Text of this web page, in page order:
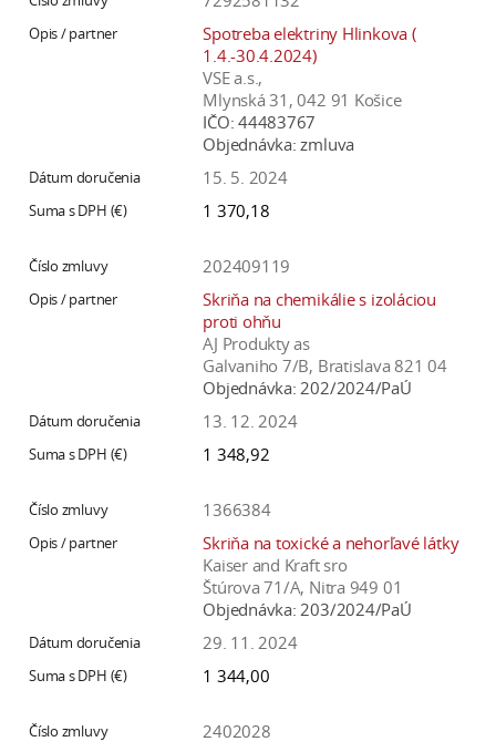
Spotreba elektriny Hlinkova (
1.4.-30.4.2024)
VSE a.s.,
Mlynská 31, 042 91 Košice
IČO: 44483767
Objednávka: zmluva
15. 5. 2024
1 370,18
202409119
Skriňa na chemikálie s izoláciou
proti ohňu
AJ Produkty as
Galvaniho 7/B, Bratislava 821 04
Objednávka: 202/2024/PaÚ
13. 12. 2024
1 348,92
1366384
Skriňa na toxické a nehorľavé látky
Kaiser and Kraft sro
Štúrova 71/A, Nitra 949 01
Objednávka: 203/2024/PaÚ
29. 11. 2024
1 344,00
2402028